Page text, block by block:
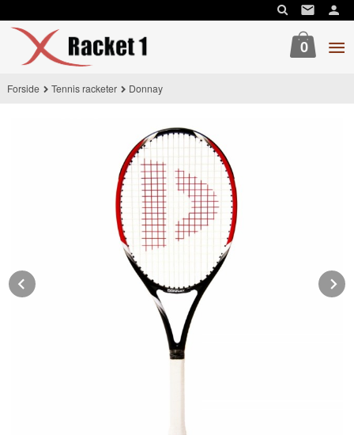
til
innholdet
0
Forside Tennis racketer Donnay